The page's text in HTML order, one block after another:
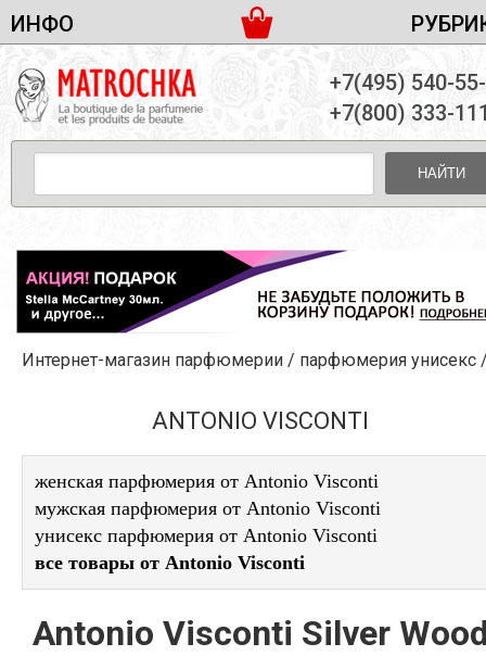
ИНФО
ДОСТАВКА И ОПЛАТА
ПАРТНЕРСТВО
КОНТАКТЫ
ЖЕНСКАЯ ПАРФЮМЕРИЯ
МУЖСКАЯ ПАРФЮМЕРИЯ
УНИСЕКС ПАРФЮМЕРИЯ
ЖЕНСКИЕ НАБОРЫ
МУЖСКИЕ НАБОРЫ
УНИСЕКС НАБОРЫ
УХОД ЗА ЛИЦОМ
УХОД ЗА ТЕЛОМ
ДЕКОРАТИВНАЯ КОСМЕТИКА
+7(495) 540-
+7(800) 333-
НАЙТИ
Интернет-магазин парфюмерии / парфюмерия унисекс
ANTONIO VISCONTI
женская парфюмерия от Antonio Visconti
мужская парфюмерия от Antonio Visconti
унисекс парфюмерия от Antonio Visconti
все товары от Antonio Visconti
Antonio Visconti Silver